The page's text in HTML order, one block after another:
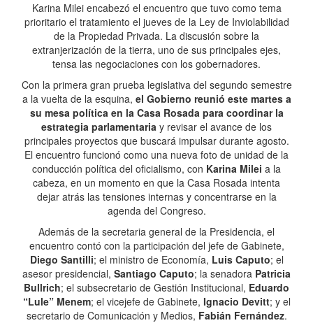
Karina Milei encabezó el encuentro que tuvo como tema
prioritario el tratamiento el jueves de la Ley de Inviolabilidad
de la Propiedad Privada. La discusión sobre la
extranjerización de la tierra, uno de sus principales ejes,
tensa las negociaciones con los gobernadores.
Con la primera gran prueba legislativa del segundo semestre
a la vuelta de la esquina, el Gobierno reunió este martes a
su mesa política en la Casa Rosada para coordinar la
estrategia parlamentaria y revisar el avance de los
principales proyectos que buscará impulsar durante agosto.
El encuentro funcionó como una nueva foto de unidad de la
conducción política del oficialismo, con Karina Milei a la
cabeza, en un momento en que la Casa Rosada intenta
dejar atrás las tensiones internas y concentrarse en la
agenda del Congreso.
Además de la secretaria general de la Presidencia, el
encuentro contó con la participación del jefe de Gabinete,
Diego Santilli; el ministro de Economía, Luis Caputo; el
asesor presidencial, Santiago Caputo; la senadora Patricia
Bullrich; el subsecretario de Gestión Institucional, Eduardo
“Lule” Menem; el vicejefe de Gabinete, Ignacio Devitt; y el
secretario de Comunicación y Medios, Fabián Fernández.